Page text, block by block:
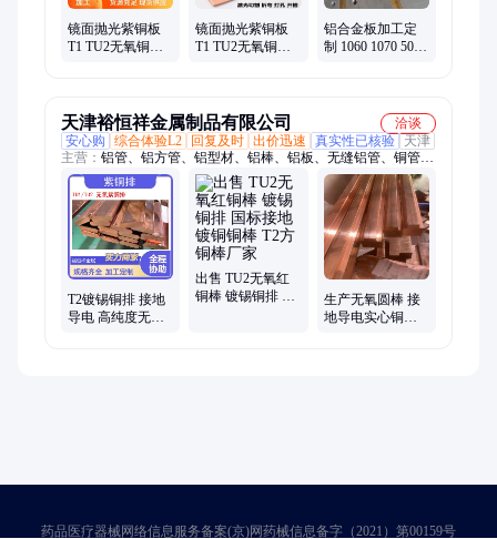
镜面抛光紫铜板
T1 TU2无氧铜国
镜面抛光紫铜板
T1 TU2无氧铜国
铝合金板加工定
制 1060 1070 5052
天津裕恒祥金属制品有限公司
洽谈
安心购
综合体验L2 回复及时 出价迅速 真实性已核验
天津
主营： 铝管、铝方管、铝型材、铝棒、铝板、无缝铝管、铜管、
铜棒、铜板
T2镀锡铜排 接地
导电 高纯度无氧
出售 TU2无氧红
铜棒 镀锡铜排 国
生产无氧圆棒 接
地导电实心铜卷
药品医疗器械网络信息服务备案(京)网药械信息备字（2021）第00159号